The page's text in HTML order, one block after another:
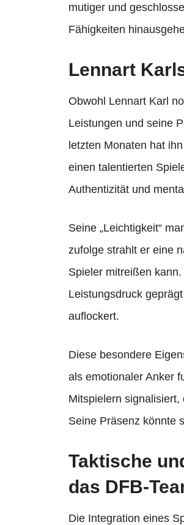
mutiger und
Fähigkeiten
Lennart
Obwohl Lennart Karl
Leistungen und seine
letzten Monaten hat
einen talentierten
Authentizität und
Seine „Leichtigkeit“
zufolge strahlt er eine
Spieler mitreißen
Leistungsdruck
auflockert.
Diese besondere
als emotionaler Anker
Mitspielern
Seine Präsenz könnte
Taktische
das DFB-
Die Integration eines